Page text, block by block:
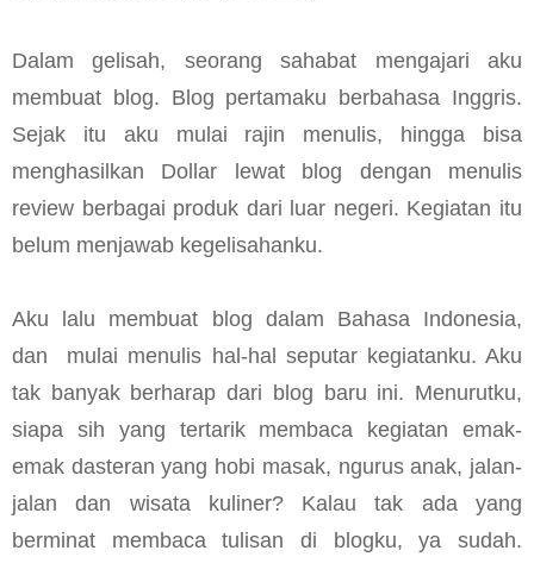
Dalam gelisah, seorang sahabat mengajari aku
membuat blog. Blog pertamaku berbahasa Inggris.
Sejak itu aku mulai rajin menulis, hingga bisa
menghasilkan Dollar lewat blog dengan menulis
review berbagai produk dari luar negeri. Kegiatan itu
belum menjawab kegelisahanku.
Aku lalu membuat blog dalam Bahasa Indonesia,
dan
mulai menulis hal-hal seputar kegiatanku. Aku
tak banyak berharap dari blog baru ini. Menurutku,
siapa sih yang tertarik membaca kegiatan emak-
emak dasteran yang hobi masak, ngurus anak, jalan-
jalan dan wisata kuliner? Kalau tak ada yang
berminat membaca tulisan di blogku, ya sudah.